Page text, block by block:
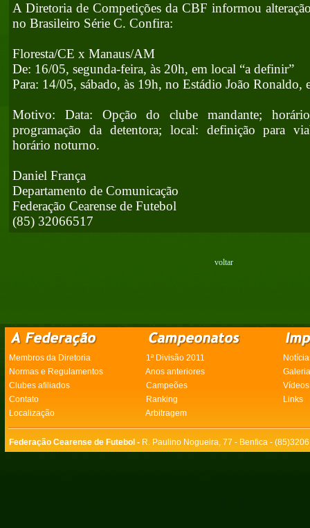
A Diretoria de Competições da CBF informou
no Brasileiro Série C. Confira:
Floresta/CE x Manaus/AM
De: 16/05, segunda-feira, às 20h, em local “a definir”
Para: 14/05, sábado, às 19h, no Estádio João Ronaldo,
Motivo: Data: Opção do clube mandante;
programação da detentora; local: definição para
horário noturno.
Daniel França
Departamento de Comunicação
Federação Cearense de Futebol
(85) 32066517
voltar
Membros da Diretoria 1ª Divisão 2011
Normas e Regulamentos
Anos anteriores
Clubes afiliados
Campeões
Vídeos
Contato
Ranking
Links
Localização
Arbitragem
Federação Cearense de Futebol - R. Paulino Nogueira, 77 - Benfica -